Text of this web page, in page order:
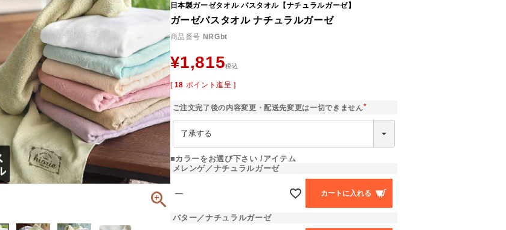
日本製ガーゼタオル バスタオル【ナチュラルガーゼ】
ガーゼバスタオル ナチュラルガーゼ
商品番号 NRGbt
¥1,815税込
[ 18 ポイント進呈 ]
ご注文完了後の内容変更・配送先変更は一切できません
必
■カラーをお選び下さい
アイテム
メレンゲ／ナチュラルガーゼ
― カートに入れる
バター／ナチュラルガーゼ